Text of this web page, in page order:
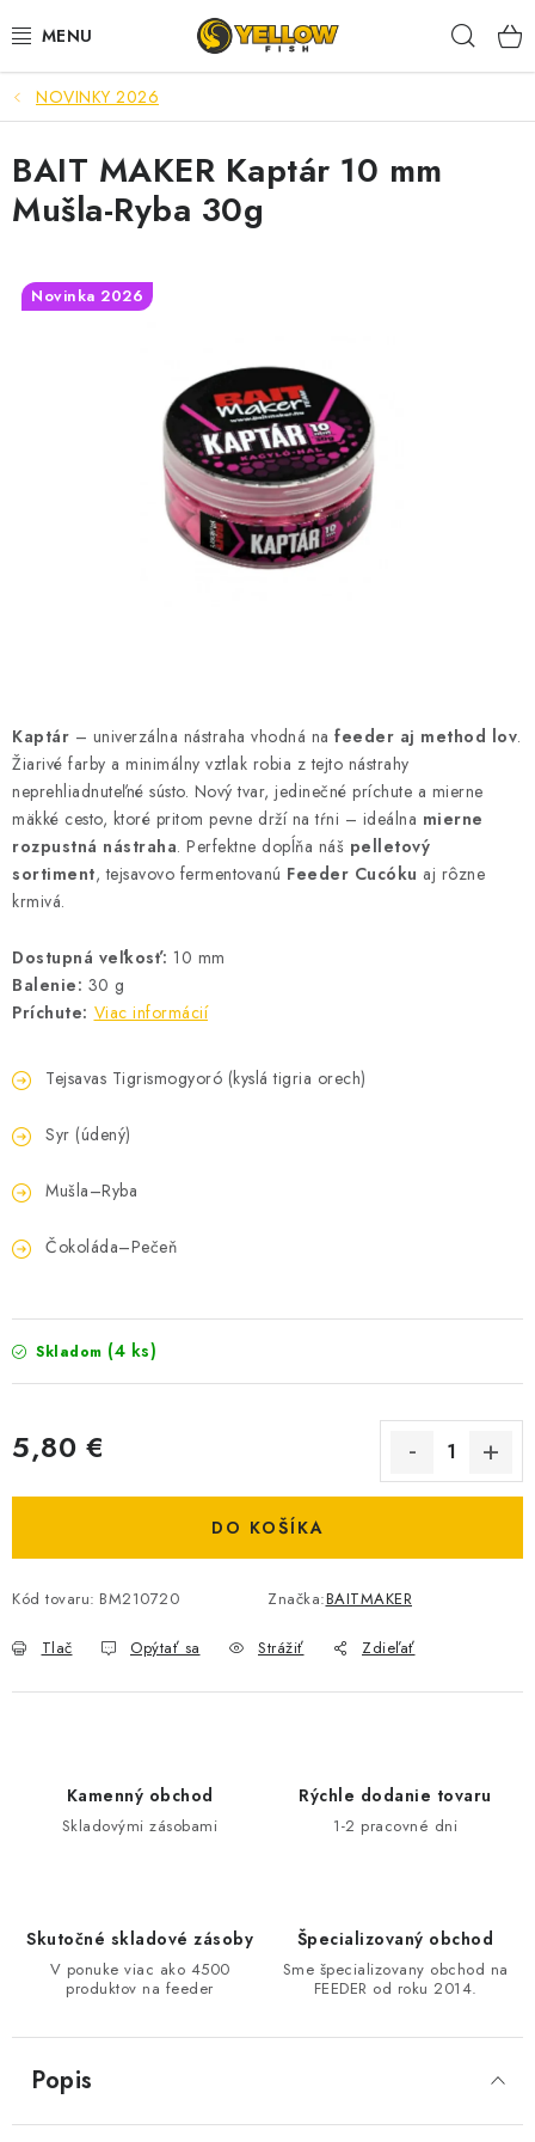
na
NOVINKY 2026
LETNÉ ZĽAVY
HALDORADO
PRÚTY
KRMIVÁ,NÁSTRAHY
BIŽUTERIA-DOPLNKY
NA STUDENÚ VODU
DARČEKOVÝ POUKAZ
OBCHODNÉ PODMIENKY
MOJA OBJEDNÁVKA
VRATKY - ODSTÚPENIE OD ZMLUVY - REKLAMACIU
DOPRAVA
PRODUKTOV (GPSR)
ZNAČKY
NOVINKY 2026
Kaptár – univerzálna nástraha vhodná na feeder aj method lov.
Žiarivé farby a minimálny vztlak robia z tejto nástrahy
neprehliadnuteľné sústo. Nový tvar, jedinečné príchute a mierne
mäkké cesto, ktoré pritom pevne drží na tŕni – ideálna mierne
rozpustná nástraha. Perfektne dopĺňa náš pelletový
sortiment, tejsavovo fermentovanú Feeder Cucóku aj rôzne
krmivá.
Dostupná veľkosť: 10 mm
Balenie: 30 g
Príchute: Viac informácií
Tejsavas Tigrismogyoró (kyslá tigria orech)
Syr (údený)
Mušla–Ryba
Čokoláda–Pečeň
Skladom (4 ks)
5,80 €
DO KOŠÍKA
Kód tovaru: BM210720 Značka:BAITMAKER
Tlač Opýtať sa Strážiť Zdieľať
BAIT MAKER Kaptár 10 mm
Mušla-Ryba 30g
Novinka 2026
Kamenný obchod
Skladovými zásobami
Rýchle dodanie tovaru
1-2 pracovné dni
Skutočné skladové zásoby
V ponuke viac ako 4500
produktov na feeder
Špecializovaný obchod
Sme špecializovany obchod na
FEEDER od roku 2014.
Popis